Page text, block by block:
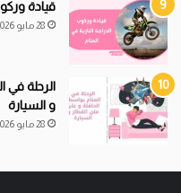
قيادةو
28 مايو 2026
الرحلة في
و السيارة
28 مايو 2026